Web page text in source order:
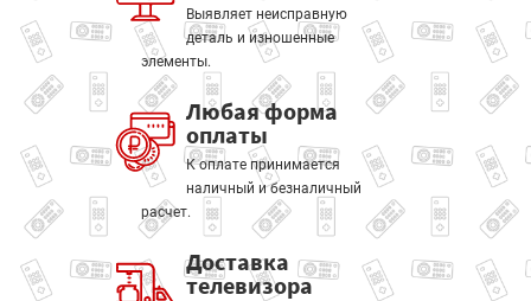
Выявляет неисправную
деталь и изношенные
элементы.
Любая форма
оплаты
К оплате принимается
наличный и безналичный
расчет.
Доставка
телевизора